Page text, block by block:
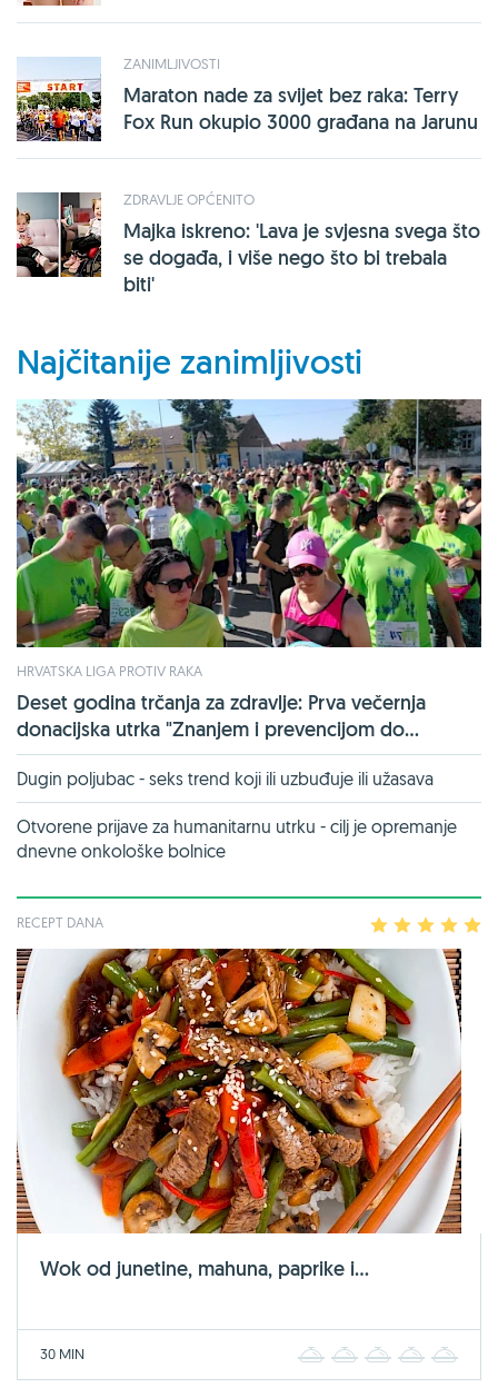
ZANIMLJIVOSTI
Maraton nade za svijet bez raka: Terry
Fox Run okupio 3000 građana na Jarunu
ZDRAVLJE OPĆENITO
Majka iskreno: 'Lava je svjesna svega što
se događa, i više nego što bi trebala
biti'
Najčitanije zanimljivosti
HRVATSKA LIGA PROTIV RAKA
Deset godina trčanja za zdravlje: Prva večernja
donacijska utrka "Znanjem i prevencijom do...
Dugin poljubac - seks trend koji ili uzbuđuje ili užasava
Otvorene prijave za humanitarnu utrku - cilj je opremanje
dnevne onkološke bolnice
RECEPT DANA 2 3 4
Wok od junetine, mahuna, paprike i...
30 MIN 2 3 4